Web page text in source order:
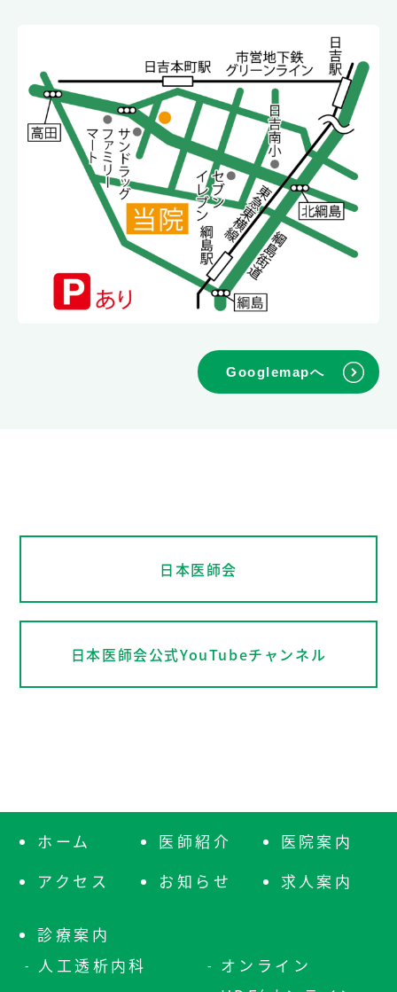
Googlemapへ
日本医師会
日本医師会公式YouTubeチャンネル
ホーム 医師紹介
医院案内
アクセス
お知らせ 求人案内
診療案内
人工透析内科
オンライン